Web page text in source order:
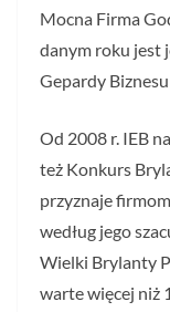
Mocna Firma
danym roku jest
Gepardy
Od 2008 r. IEB
też Konkurs
przyznaje
według jego
Wielki Brylanty
warte więcej niż